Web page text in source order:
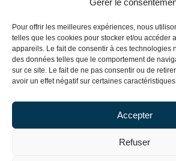
Gérer le
Pour offrir les meilleures expériences, nous
telles que les cookies pour stocker et/ou accéder
appareils. Le fait de consentir à ces technologies
des données telles que le comportement de
sur ce site. Le fait de ne pas consentir ou de
avoir un effet négatif sur certaines
Accepter
Refuser
Mentions légalesPolitique de
Conditions générales de vente
Copyright © 2026 Esopassion, Tout